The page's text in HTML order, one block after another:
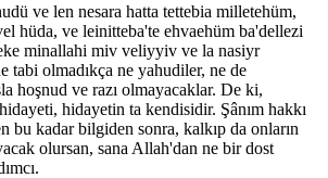
ve len nesara hatta tettebia milletehüm,
hüda, ve leinitteba'te ehvaehüm ba'dellezi
minallahi miv veliyyiv ve la nasiyr
tabi olmadıkça ne yahudiler, ne de
hoşnud ve razı olmayacaklar. De ki,
hidayetin ta kendisidir. Şânım hakkı
bu kadar bilgiden sonra, kalkıp da onların
olursan, sana Allah'dan ne bir dost